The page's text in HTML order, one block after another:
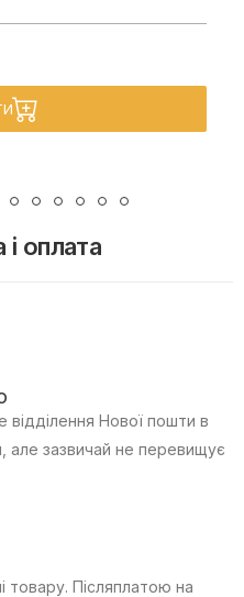
оплата
відділення Нової пошти в
але зазвичай не перевищує
товару. Післяплатою на